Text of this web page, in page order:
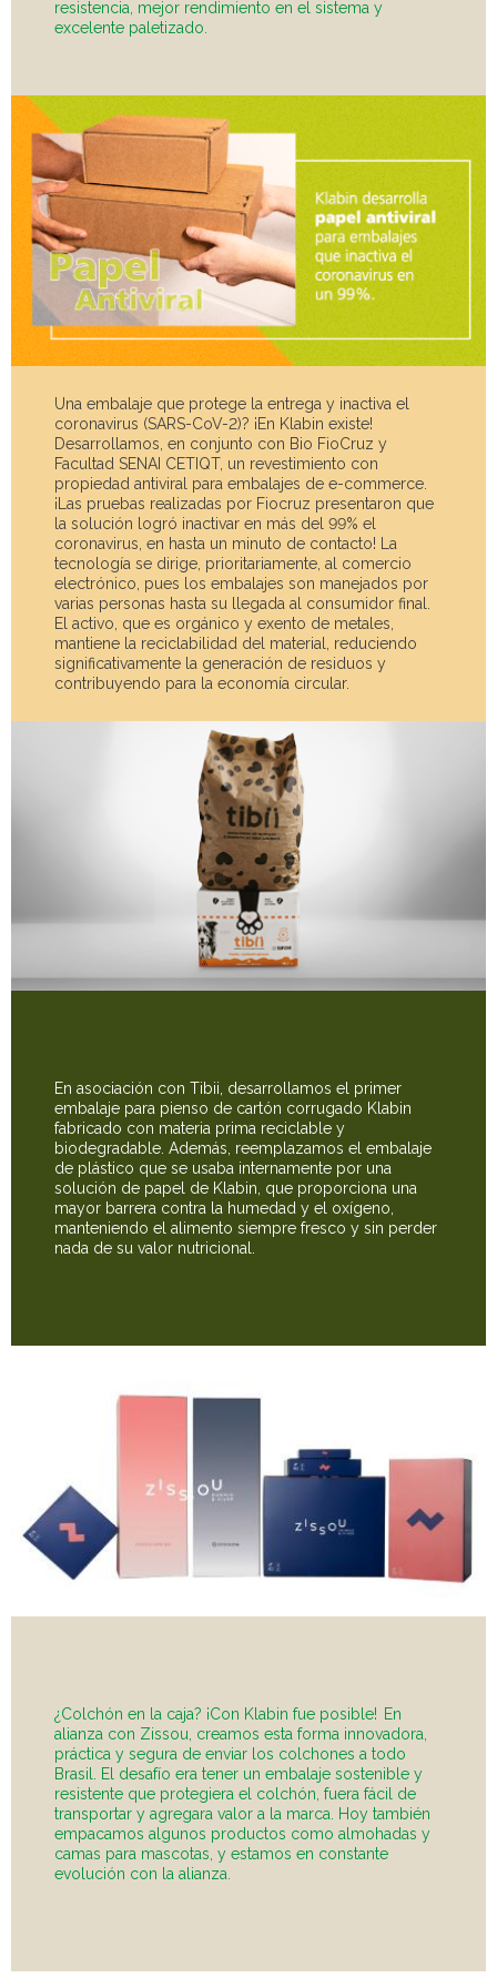
resistencia, mejor rendimiento en el sistema y
excelente paletizado.
Una embalaje que protege la entrega y inactiva el
coronavirus (SARS-CoV-2)? ¡En Klabin existe!
Desarrollamos, en conjunto con Bio FioCruz y
Facultad SENAI CETIQT, un revestimiento con
propiedad antiviral para embalajes de e-commerce.
¡Las pruebas realizadas por Fiocruz presentaron que
la solución logró inactivar en más del 99% el
coronavirus, en hasta un minuto de contacto! La
tecnología se dirige, prioritariamente, al comercio
electrónico, pues los embalajes son manejados por
varias personas hasta su llegada al consumidor final.
El activo, que es orgánico y exento de metales,
mantiene la reciclabilidad del material, reduciendo
significativamente la generación de residuos y
contribuyendo para la economía circular.
En asociación con Tibii, desarrollamos el primer
embalaje para pienso de cartón corrugado Klabin
fabricado con materia prima reciclable y
biodegradable. Además, reemplazamos el embalaje
de plástico que se usaba internamente por una
solución de papel de Klabin, que proporciona una
mayor barrera contra la humedad y el oxígeno,
manteniendo el alimento siempre fresco y sin perder
nada de su valor nutricional.
¿Colchón en la caja? ¡Con Klabin fue posible! En
alianza con Zissou, creamos esta forma innovadora,
práctica y segura de enviar los colchones a todo
Brasil. El desafío era tener un embalaje sostenible y
resistente que protegiera el colchón, fuera fácil de
transportar y agregara valor a la marca. Hoy también
empacamos algunos productos como almohadas y
camas para mascotas, y estamos en constante
evolución con la alianza.